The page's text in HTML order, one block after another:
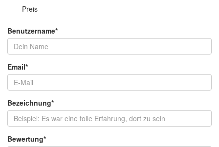
Preis
Benutzername*
Email*
Bezeichnung*
Bewertung*